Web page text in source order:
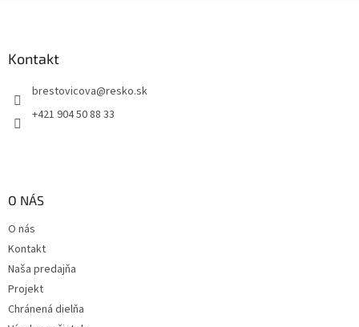
Kontakt
brestovicova@resko.sk
+421 904 50 88 33
O NÁS
O nás
Kontakt
Naša predajňa
Projekt
Chránená dielňa